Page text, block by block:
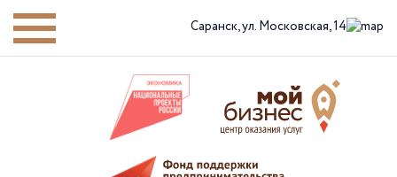
Саранск,ул. Московская, 14